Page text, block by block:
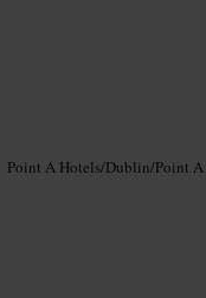
Point A Hotels/Dublin/Point